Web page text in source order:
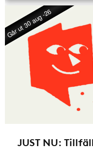
Går ut 30 aug -26
JUST NU: